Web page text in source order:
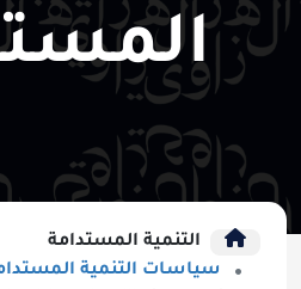
التنمية المستدامة
سياسات التنمية